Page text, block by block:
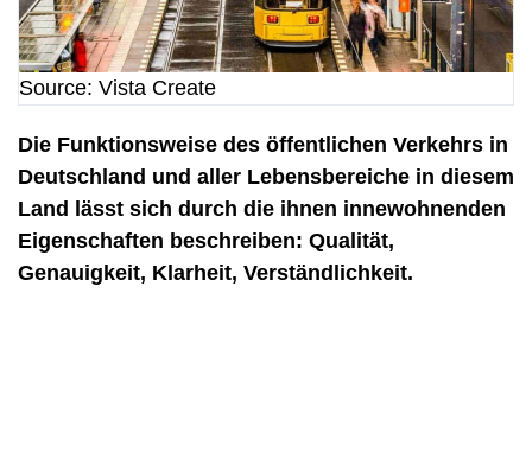
Source: Vista Create
Die Funktionsweise des öffentlichen Verkehrs in
Deutschland und aller Lebensbereiche in diesem
Land lässt sich durch die ihnen innewohnenden
Eigenschaften beschreiben: Qualität,
Genauigkeit, Klarheit, Verständlichkeit.